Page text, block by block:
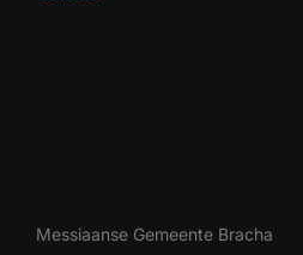
Messiaanse Gemeente Bracha